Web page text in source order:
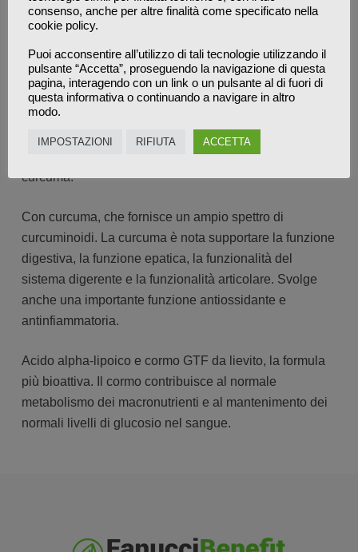
la saggezza antica della medicina erboristica
tradizionale cinese ed ayurvedica con la scienza
moderna.
Con cannella (cassia) che è nota per supportare la
funzione digestiva e la regolarità del transito intestinale.
Con curcumina, il componente più bioattivo della
curcuma.
Con curcuma, che fornisce un ampio spettro di
curcuminoidi. La curcuma è nota supportare la funzione
digestiva, la funzione epatica, la funzionalità del
sistema digerente e la funzionalità articolare. Svolge
anche una importante funzione antiossidante e
antinfiammatoria.
Acido alpha-lipoico e cormo GTF da lievito, la formula
più bioattiva. Il cormo contribuisce al normale
metabolismo dei macronutrienti e al mantenimento dei
normali livelli di glucosio nel sangue.
consenso, anche per altre finalità come specificato nella
cookie policy.
Puoi acconsentire all’utilizzo di tali tecnologie utilizzando il
pulsante “Accetta”, proseguendo la navigazione di questa
pagina, interagendo con un link o un pulsante al di fuori di
questa informativa o continuando a navigare in altro
modo.
IMPOSTAZIONI RIFIUTA ACCETTA